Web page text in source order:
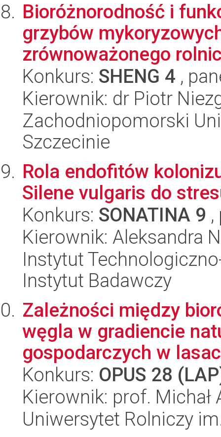
Bioróżnorodność i
grzybów
zrównoważonego
Konkurs: SHENG 4 ,
Kierownik: dr Piotr
Zachodniopomorski
Szczecinie
Rola endofitów
Silene vulgaris do
Konkurs: SONATINA 9
Kierownik: Aleksandra
Instytut
Instytut Badawczy
Zależności między
węgla w gradiencie
gospodarczych w
Konkurs: OPUS 28
Kierownik: prof. Michał
Uniwersytet Rolniczy